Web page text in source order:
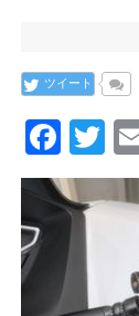
ツイート
F
a
c
e
b
T
wi
tt